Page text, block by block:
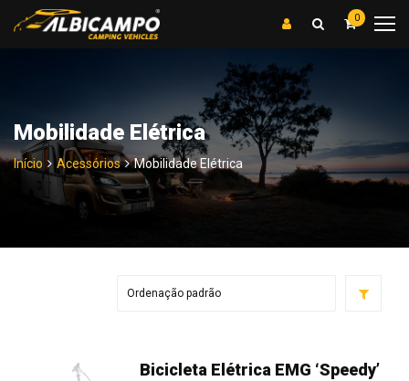
0
Mobilidade Elétrica
Início Acessórios Mobilidade Elétrica
Bicicleta Elétrica EMG ‘Speedy’